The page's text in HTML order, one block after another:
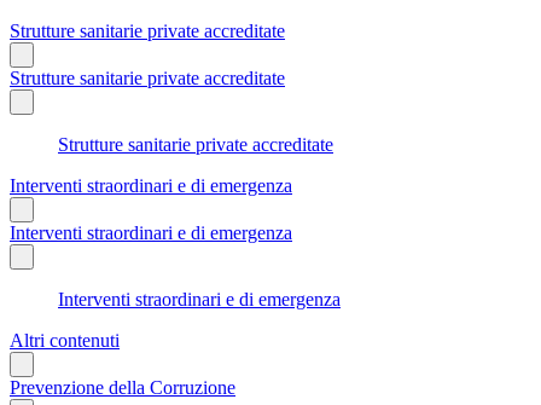
Strutture sanitarie private accreditate
Strutture sanitarie private accreditate
Strutture sanitarie private accreditate
Interventi straordinari e di emergenza
Interventi straordinari e di emergenza
Interventi straordinari e di emergenza
Altri contenuti
Prevenzione della Corruzione